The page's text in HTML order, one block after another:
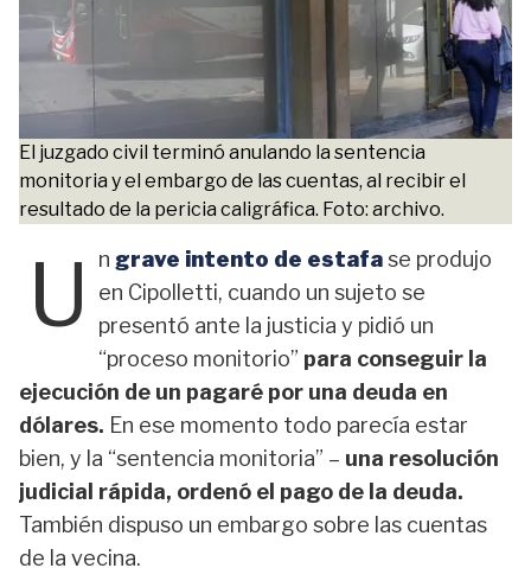
El juzgado civil terminó anulando la sentencia
monitoria y el embargo de las cuentas, al recibir el
resultado de la pericia caligráfica. Foto: archivo.
U n grave intento de estafase produjo
en Cipolletti, cuando un sujeto se
presentó ante la justicia y pidió un
“proceso monitorio” para conseguir la
ejecución de un pagaré por una deuda en
dólares. En ese momento todo parecía estar
bien, y la “sentencia monitoria” – una resolución
judicial rápida, ordenó el pago de la deuda.
También dispuso un embargo sobre las cuentas
de la vecina.